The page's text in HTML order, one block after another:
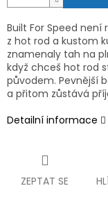
Built For Speed
z hot rod a kustom
znamenaly tah na
když chceš hot rod
původem. Pevnější
a přitom zůstává
Detailní informace
ZEPTAT SE